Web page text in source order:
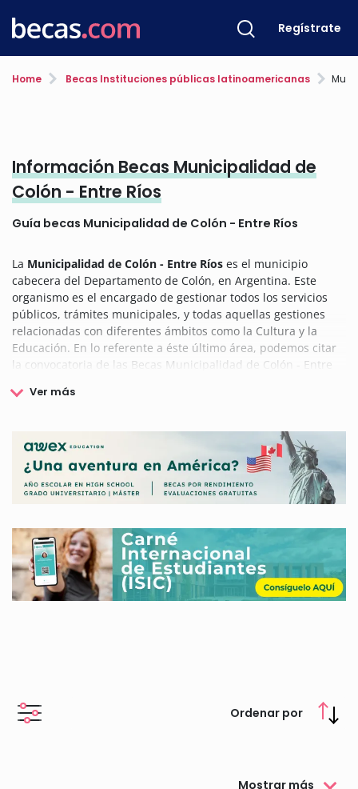
Regístrate
Home Becas Instituciones públicas latinoamericanas
Información Becas Municipalidad de
Colón - Entre Ríos
Guía becas Municipalidad de Colón - Entre Ríos
La Municipalidad de Colón - Entre Ríos es el municipio
cabecera del Departamento de Colón, en Argentina. Este
organismo es el encargado de gestionar todos los servicios
públicos, trámites municipales, y todas aquellas gestiones
relacionadas con diferentes ámbitos como la Cultura y la
Educación. En lo referente a éste último área, podemos citar
la convocatoria de las Becas Municipalidad de Colón - Entre
dirigidas a fomentar el desarrollo de estudios superiores,
becas deportivas y otras ayudas de interés social y
comunitario.
Las Becas Municipalidad de Colón - Entre Ríos suponen, por
tanto, un importante recurso que pretende fomentar el
desarrollo de estudios por parte de la población de este
municipio, independientemente de las condiciones sociales o
económicas de los alumnos.
En nuestro portal web tendrás la oportunidad de conocer
todos los detalles relacionados con las Becas Municipalidad
Ordenar por
Mostrar más